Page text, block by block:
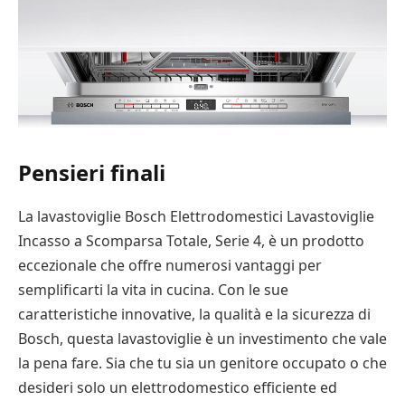
Pensieri finali
La lavastoviglie Bosch Elettrodomestici Lavastoviglie
Incasso a Scomparsa Totale, Serie 4, è un prodotto
eccezionale che offre numerosi vantaggi per
semplificarti la vita in cucina. Con le sue
caratteristiche innovative, la qualità e la sicurezza di
Bosch, questa lavastoviglie è un investimento che vale
la pena fare. Sia che tu sia un genitore occupato o che
desideri solo un elettrodomestico efficiente ed